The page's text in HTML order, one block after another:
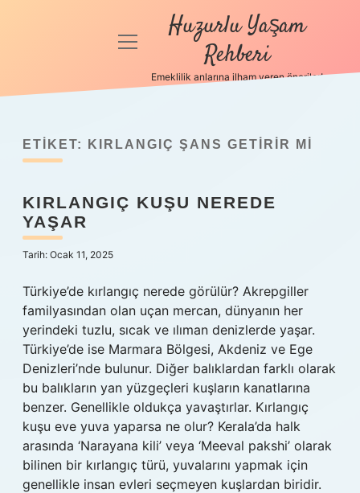
Anasayfa
Politikası
Hakkımızda
menüyü
Huzurlu Yaşam
Rehberi
Emeklilik anlarına ilham veren öneriler!
ETIKET: KIRLANGIÇ ŞANS GETIRIR MI
KIRLANGIÇ KUŞU NEREDE
YAŞAR
Tarih: Ocak 11, 2025
Türkiye’de kırlangıç nerede görülür? Akrepgiller
familyasından olan uçan mercan, dünyanın her
yerindeki tuzlu, sıcak ve ılıman denizlerde yaşar.
Türkiye’de ise Marmara Bölgesi, Akdeniz ve Ege
Denizleri’nde bulunur. Diğer balıklardan farklı olarak
bu balıkların yan yüzgeçleri kuşların kanatlarına
benzer. Genellikle oldukça yavaştırlar. Kırlangıç
kuşu eve yuva yaparsa ne olur? Kerala’da halk
arasında ‘Narayana kili’ veya ‘Meeval pakshi’ olarak
bilinen bir kırlangıç ​​türü, yuvalarını yapmak için
genellikle insan evleri seçmeyen kuşlardan biridir.